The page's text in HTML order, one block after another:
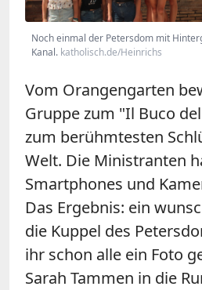
Noch einmal der Petersdom mit
Kanal. katholisch.de/Heinrichs
Vom Orangengarten
Gruppe zum "Il Buco
zum berühmtesten
Welt. Die Ministranten
Smartphones und
Das Ergebnis: ein
die Kuppel des
ihr schon alle ein Foto
Sarah Tammen in die